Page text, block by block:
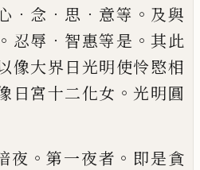
． 念 ． 思 ． 意等 。 及與
。 忍辱 ． 智惠等是 。其此
像大界日光明使怜愍相
日宮十二化女 。 光明圓
夜 。第一夜者 。 即是貪